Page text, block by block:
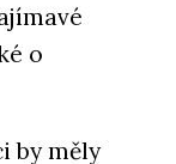
o
by měly